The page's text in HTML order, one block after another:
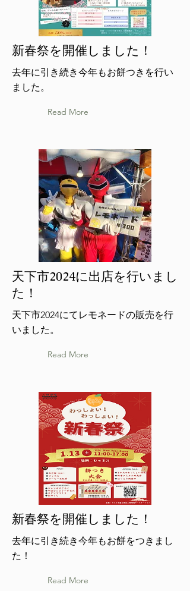
新春祭を開催しました！
去年に引き続き今年もお餅つきを行い
ました。
Read More
天下市2024に出店を行いまし
た！
天下市2024にてレモネードの販売を行
いました。
Read More
新春祭を開催しました！
去年に引き続き今年もお餅をつきまし
た！
Read More